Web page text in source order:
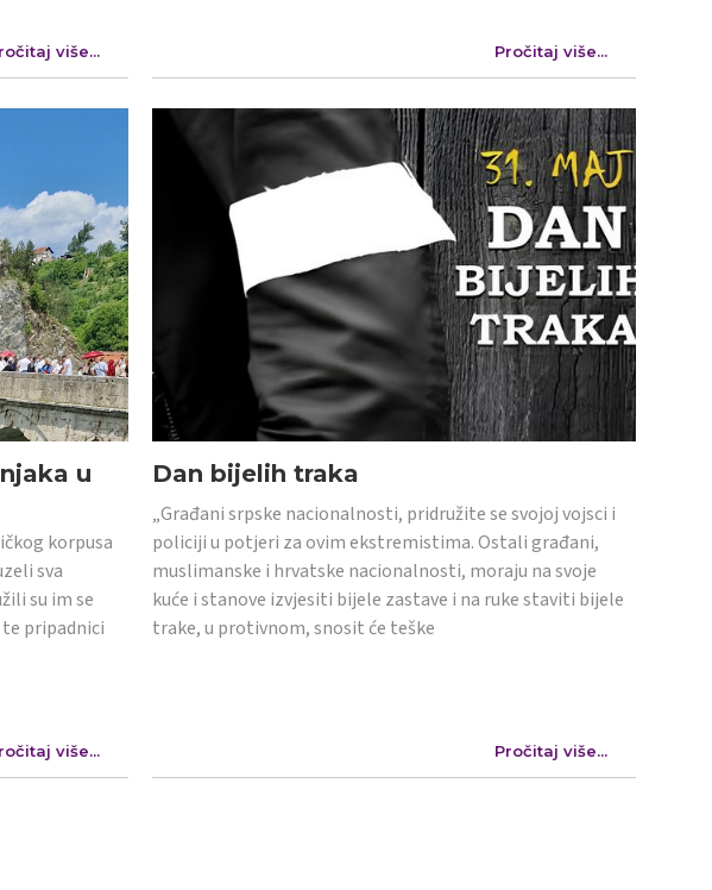
više... Pročitaj više...
u
korpusa
sva
su im se
pripadnici
više...
Dan bijelih traka
„Građani srpske nacionalnosti, pridružite se svojoj vojsci i
policiji u potjeri za ovim ekstremistima. Ostali građani,
muslimanske i hrvatske nacionalnosti, moraju na svoje
kuće i stanove izvjesiti bijele zastave i na ruke staviti bijele
trake, u protivnom, snosit će teške
Pročitaj više...